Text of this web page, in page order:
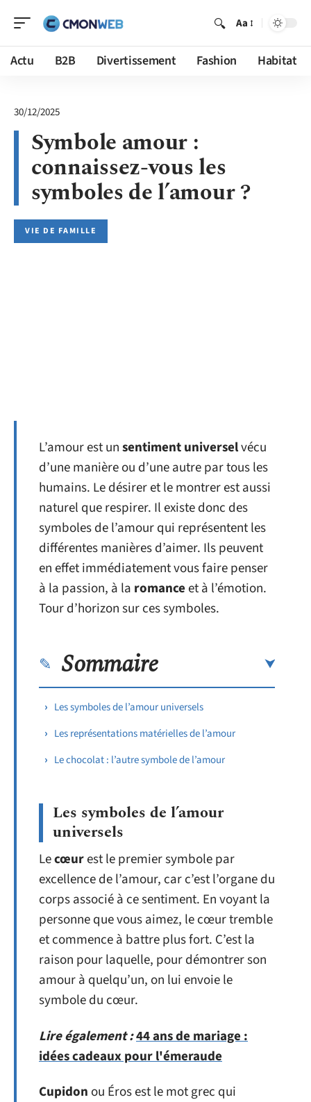
Aa
Actu B2B Divertissement Fashion Habitat
30/12/2025
Symbole amour :
connaissez-vous les
symboles de l’amour ?
VIE DE FAMILLE
L’amour est unsentiment universelvécu
d’une manière ou d’une autre par tous les
humains. Le désirer et le montrer est aussi
naturel que respirer. Il existe donc des
symboles de l’amour qui représentent les
différentes manières d’aimer. Ils peuvent
en effet immédiatement vous faire penser
à la passion, à la romanceet à l’émotion.
Tour d’horizon sur ces symboles.
Sommaire
Les symboles de l’amour universels
Les représentations matérielles de l’amour
Le chocolat : l’autre symbole de l’amour
Les symboles de l’amour
universels
Lecœurest le premier symbole par
excellence de l’amour, car c’est l’organe du
corps associé à ce sentiment. En voyant la
personne que vous aimez, le cœur tremble
et commence à battre plus fort. C’est la
raison pour laquelle, pour démontrer son
amour à quelqu’un, on lui envoie le
symbole du cœur.
Lire également :44 ans de mariage :
idées cadeaux pour l'émeraude
Cupidon ou Éros est le mot grec qui